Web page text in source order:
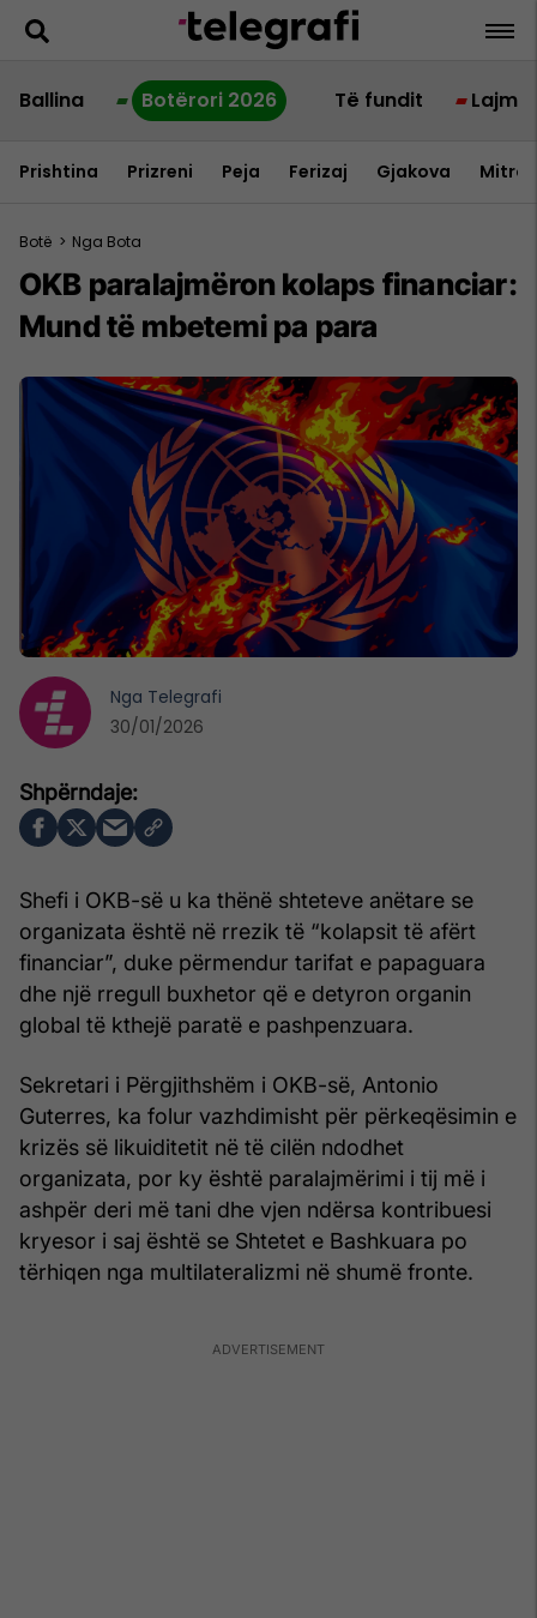
Ballina Botërori 2026 Të fundit Lajme
Prishtina Prizreni Peja Ferizaj Gjakova
Botë > Nga Bota
OKB paralajmëron kolaps financiar:
Mund të mbetemi pa para
Shefi i OKB-së u ka thënë shteteve anëtare se
organizata është në rrezik të “kolapsit të afërt
financiar”, duke përmendur tarifat e papaguara
dhe një rregull buxhetor që e detyron organin
global të kthejë paratë e pashpenzuara.
Sekretari i Përgjithshëm i OKB-së, Antonio
Guterres, ka folur vazhdimisht për përkeqësimin e
krizës së likuiditetit në të cilën ndodhet
organizata, por ky është paralajmërimi i tij më i
ashpër deri më tani dhe vjen ndërsa kontribuesi
kryesor i saj është se Shtetet e Bashkuara po
tërhiqen nga multilateralizmi në shumë fronte.
Nga Telegrafi
30/01/2026